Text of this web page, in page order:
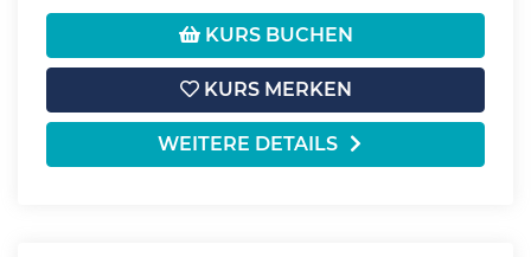
KURS BUCHEN
KURS MERKEN
WEITERE DETAILS